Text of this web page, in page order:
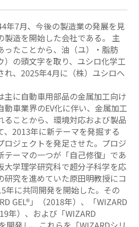
年7月、今後の製造業の発展を見
製造を開始した会社である。 主
ったことから、油（ユ）・脂肪
）の頭文字を取り、ユシロ化学工
れ、2025年4月に（株）ユシロへ
主に自動車用部品の金属加工向け
動車業界のEV化に伴い、金属加工
ることから、環境対応および製品
、2013年に新テーマを発掘する
ロジェクトを発足させた。プロジ
テーマの一つが「自己修復」であ
大学理学研究科で超分子科学を応
研究を進めていた原田明教授にコ
年に共同開発を開始した。その
GEL®」（2018年）、「WIZARD
年）、および「WIZARD